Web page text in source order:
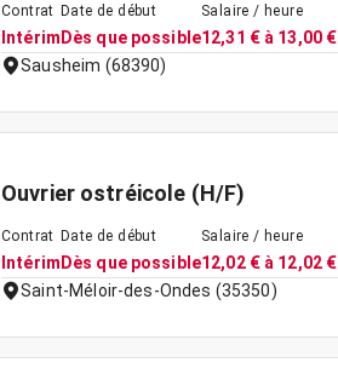
Contrat
Intérim
Date de début
Dès que possible
Salaire / heure
12,31 € à 13,00 €
Sausheim (68390)
Ouvrier ostréicole (H/F)
Contrat
Intérim
Date de début
Dès que possible
Salaire / heure
12,02 € à 12,02 €
Saint-Méloir-des-Ondes (35350)